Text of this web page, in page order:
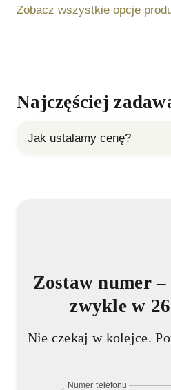
Zobacz wszystkie opcje
Najczęściej
Jak ustalamy cenę?
Zostaw numer–
zwykle w
Nie czekaj w kolejce.
Numer telefonu